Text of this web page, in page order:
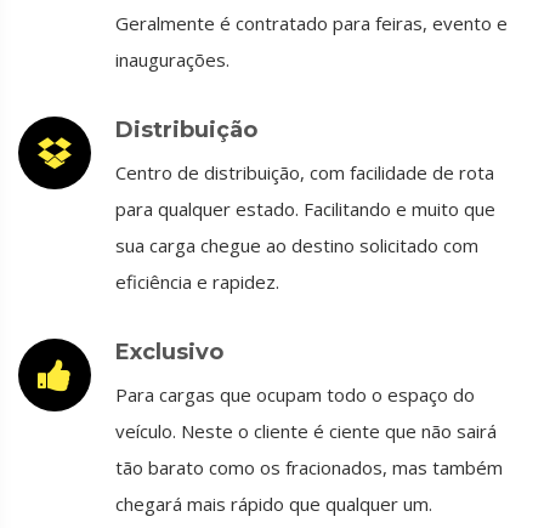
Geralmente é contratado para feiras, evento e
inaugurações.
Distribuição
Centro de distribuição, com facilidade de rota
para qualquer estado. Facilitando e muito que
sua carga chegue ao destino solicitado com
eficiência e rapidez.
Exclusivo
Para cargas que ocupam todo o espaço do
veículo. Neste o cliente é ciente que não sairá
tão barato como os fracionados, mas também
chegará mais rápido que qualquer um.